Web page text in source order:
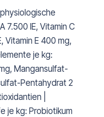
7.500 IE, Vitamin C
Vitamin E 400 mg,
je kg:
Mangansulfat-
Pentahydrat 2
|
je kg: Probiotikum